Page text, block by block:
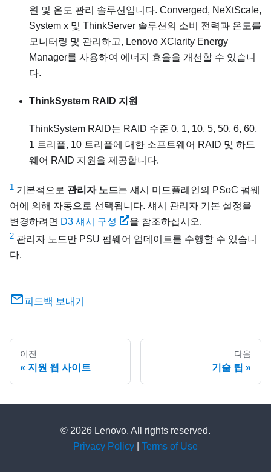
원 및 온도 관리 솔루션입니다. Converged, NeXtScale,
System x 및 ThinkServer 솔루션의 소비 전력과 온도를
모니터링 및 관리하고, Lenovo XClarity Energy
Manager를 사용하여 에너지 효율을 개선할 수 있습니
다.
ThinkSystem RAID 지원
ThinkSystem RAID는 RAID 수준 0, 1, 10, 5, 50, 6, 60,
1 트리플, 10 트리플에 대한 소프트웨어 RAID 및 하드
웨어 RAID 지원을 제공합니다.
1 기본적으로 관리자 노드는 섀시 미드플레인의 PSoC 펌웨
어에 의해 자동으로 선택됩니다. 섀시 관리자 기본 설정을
변경하려면 D3 섀시 구성 을 참조하십시오.
2 관리자 노드만 PSU 펌웨어 업데이트를 수행할 수 있습니
다.
피드백 보내기
이전
지원 웹 사이트
다음
기술 팁
© 2026 Lenovo. All rights reserved.
Privacy Policy
Terms of Use